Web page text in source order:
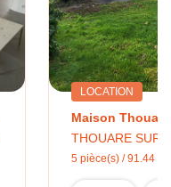
LOCATION
THOUARE SUR
5 pièce(s) / 91.44 m²